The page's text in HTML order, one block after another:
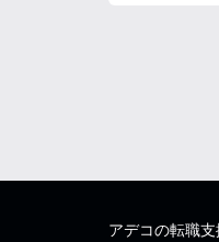
アデコの転職